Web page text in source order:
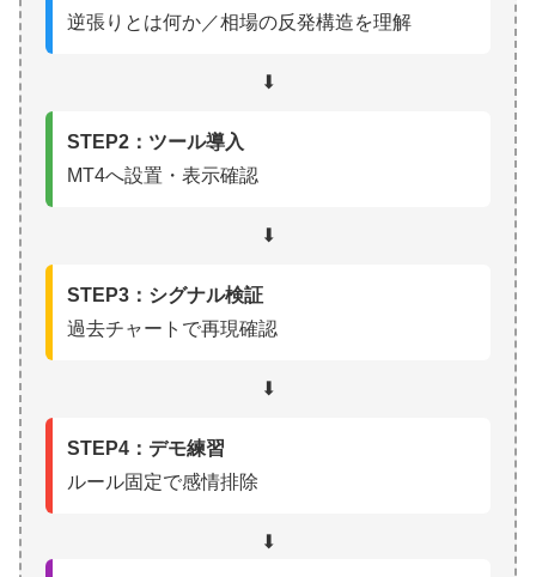
逆張りとは何か／相場の反発構造を理解
⬇
STEP2：ツール導入
MT4へ設置・表示確認
⬇
STEP3：シグナル検証
過去チャートで再現確認
⬇
STEP4：デモ練習
ルール固定で感情排除
⬇